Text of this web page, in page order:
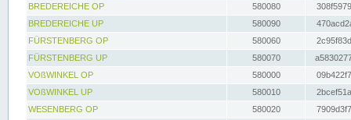
BREDEREICHE OP
580080
BREDEREICHE UP
580090
FÜRSTENBERG OP
580060
FÜRSTENBERG UP
580070
VOßWINKEL OP
580000
VOßWINKEL UP
580010
WESENBERG OP
580020